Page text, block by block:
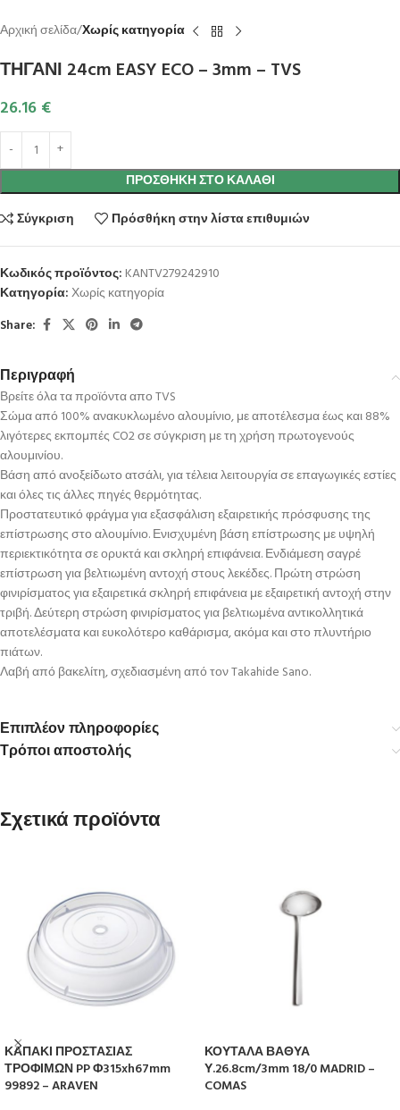
Αρχική σελίδα Χωρίς κατηγορία
ΤΗΓΑΝΙ 24cm EASY ECO – 3mm – TVS
26.16 €
ΠΡΟΣΘΉΚΗ ΣΤΟ ΚΑΛΆΘΙ
Σύγκριση
Πρόσθήκη στην λίστα επιθυμιών
Κωδικός προϊόντος: KANTV279242910
Κατηγορία:Χωρίς κατηγορία
Share:
Περιγραφή
Βρείτε όλα τα προϊόντα απο TVS
Σώμα από 100% ανακυκλωμένο αλουμίνιο, με αποτέλεσμα έως και 88%
λιγότερες εκπομπές CO2 σε σύγκριση με τη χρήση πρωτογενούς
αλουμινίου.
Βάση από ανοξείδωτο ατσάλι, για τέλεια λειτουργία σε επαγωγικές εστίες
και όλες τις άλλες πηγές θερμότητας.
Προστατευτικό φράγμα για εξασφάλιση εξαιρετικής πρόσφυσης της
επίστρωσης στο αλουμίνιο. Ενισχυμένη βάση επίστρωσης με υψηλή
περιεκτικότητα σε ορυκτά και σκληρή επιφάνεια. Ενδιάμεση σαγρέ
επίστρωση για βελτιωμένη αντοχή στους λεκέδες. Πρώτη στρώση
φινιρίσματος για εξαιρετικά σκληρή επιφάνεια με εξαιρετική αντοχή στην
τριβή. Δεύτερη στρώση φινιρίσματος για βελτιωμένα αντικολλητικά
αποτελέσματα και ευκολότερο καθάρισμα, ακόμα και στο πλυντήριο
πιάτων.
Λαβή από βακελίτη, σχεδιασμένη από τον Takahide Sano.
Επιπλέον πληροφορίες
Τρόποι αποστολής
Σχετικά προϊόντα
ΚΑΠΑΚΙ ΠΡΟΣΤΑΣΙΑΣ
ΤΡΟΦΙΜΩΝ PP Φ315xh67mm
99892 – ARAVEN
ΚΟΥΤΑΛΑ ΒΑΘΥΑ
Υ.26.8cm/3mm 18/0 MADRID –
COMAS